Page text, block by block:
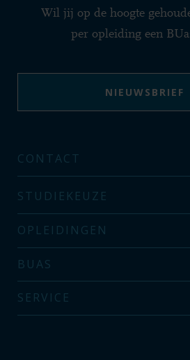
Wil jij op de hoogte
per opleiding een
NIEUWSBRIEF
CONTACT
STUDIEKEUZE
OPLEIDINGEN
BUAS
SERVICE